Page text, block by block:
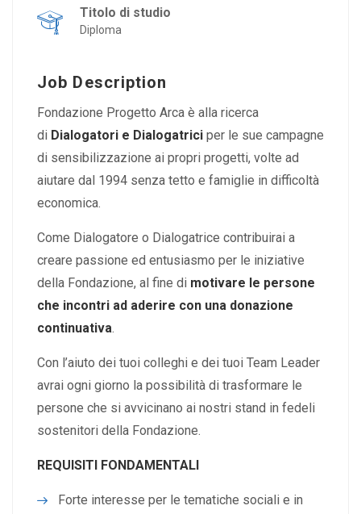
Titolo di studio
Diploma
Job Description
Fondazione Progetto Arca è alla ricerca
di Dialogatori e Dialogatrici per le sue campagne
di sensibilizzazione ai propri progetti, volte ad
aiutare dal 1994 senza tetto e famiglie in difficoltà
economica.
Come Dialogatore o Dialogatrice contribuirai a
creare passione ed entusiasmo per le iniziative
della Fondazione, al fine di motivare le persone
che incontri ad aderire con una donazione
continuativa.
Con l’aiuto dei tuoi colleghi e dei tuoi Team Leader
avrai ogni giorno la possibilità di trasformare le
persone che si avvicinano ai nostri stand in fedeli
sostenitori della Fondazione.
REQUISITI FONDAMENTALI
Forte interesse per le tematiche sociali e in